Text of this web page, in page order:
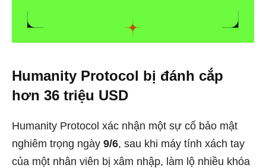
Humanity Protocol bị đánh cắp
hơn 36 triệu USD
Humanity Protocol xác nhận một sự cố bảo mật
nghiêm trọng ngày 9/6, sau khi máy tính xách tay
của một nhân viên bị xâm nhập, làm lộ nhiều khóa